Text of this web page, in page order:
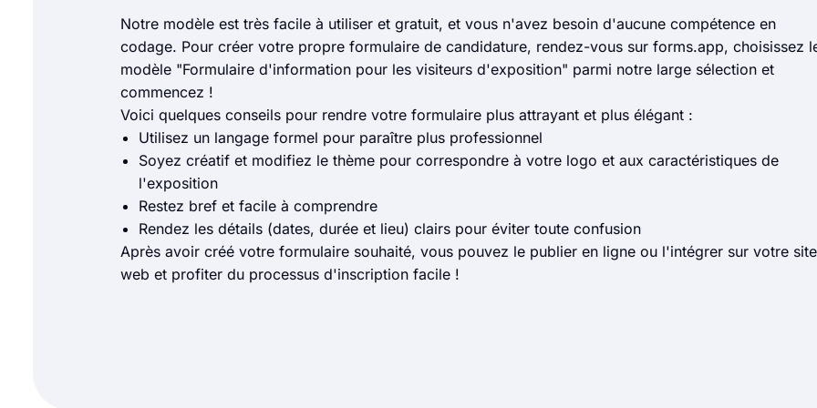
Notre modèle est très facile à utiliser et gratuit, et vous n'avez besoin d'aucune compétence en
codage. Pour créer votre propre formulaire de candidature, rendez-vous sur forms.app, choisissez
modèle "Formulaire d'information pour les visiteurs d'exposition" parmi notre large sélection et
commencez !
Voici quelques conseils pour rendre votre formulaire plus attrayant et plus élégant :
Utilisez un langage formel pour paraître plus professionnel
Soyez créatif et modifiez le thème pour correspondre à votre logo et aux caractéristiques de
l'exposition
Restez bref et facile à comprendre
Rendez les détails (dates, durée et lieu) clairs pour éviter toute confusion
Après avoir créé votre formulaire souhaité, vous pouvez le publier en ligne ou l'intégrer sur votre site
web et profiter du processus d'inscription facile !